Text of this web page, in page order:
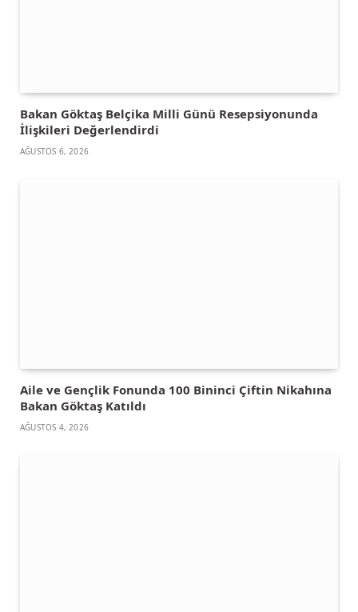
Bakan Göktaş Belçika Milli Günü Resepsiyonunda
İlişkileri Değerlendirdi
AĞUSTOS 6, 2026
Aile ve Gençlik Fonunda 100 Bininci Çiftin Nikahına
Bakan Göktaş Katıldı
AĞUSTOS 4, 2026